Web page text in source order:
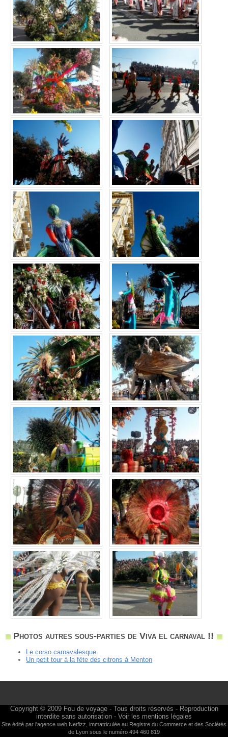
Photos autres sous-parties de Viva el carnaval !!
Le corso carnavalesque
Un petit tour à la fête des citrons à Menton
Copyright © 2009 Fou de voyage- Tous droits réservés - Reproduction
interdite sans autorisation - Voir les mentions légales
Site édité par l'agence web Netfizz , immatriculée au Registre du Commerce et des Sociétés
de Lyon sous le numéro 494 460 819